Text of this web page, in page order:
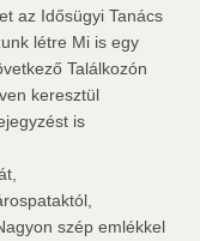
az Idősügyi Tanács
létre Mi is egy
Találkozón
keresztül
is
szép emlékkel